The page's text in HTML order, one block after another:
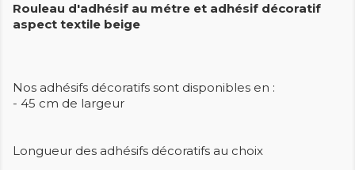
Rouleau d'adhésif au métre et adhésif décoratif
aspect textile beige
Nos adhésifs décoratifs sont disponibles en :
- 45 cm de largeur
Longueur des adhésifs décoratifs au choix